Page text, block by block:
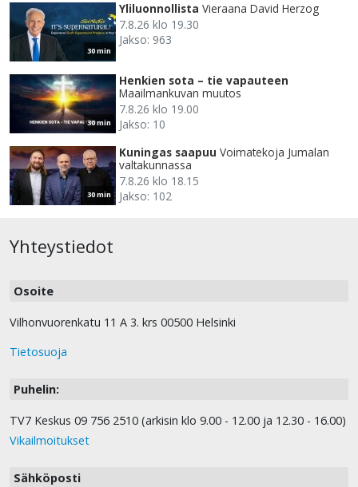
30 min
Yliluonnollista Vieraana David Herzog
7.8.26 klo 19.30
Jakso: 963
30 min
Henkien sota – tie vapauteen
Maailmankuvan muutos
7.8.26 klo 19.00
Jakso: 10
30 min
Kuningas saapuu Voimatekoja Jumalan
valtakunnassa
7.8.26 klo 18.15
Jakso: 102
Yhteystiedot
Osoite
Vilhonvuorenkatu 11 A 3. krs 00500 Helsinki
Tietosuoja
Puhelin:
TV7 Keskus 09 756 2510 (arkisin klo 9.00 - 12.00 ja 12.30 - 16.00)
Vikailmoitukset
Sähköposti